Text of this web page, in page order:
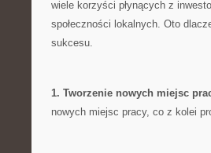
wiele korzyści płynących z
społeczności lokalnych. Oto
sukcesu.
1. Tworzenie nowych ⁢miejsc
nowych miejsc pracy, co z‌ kolei